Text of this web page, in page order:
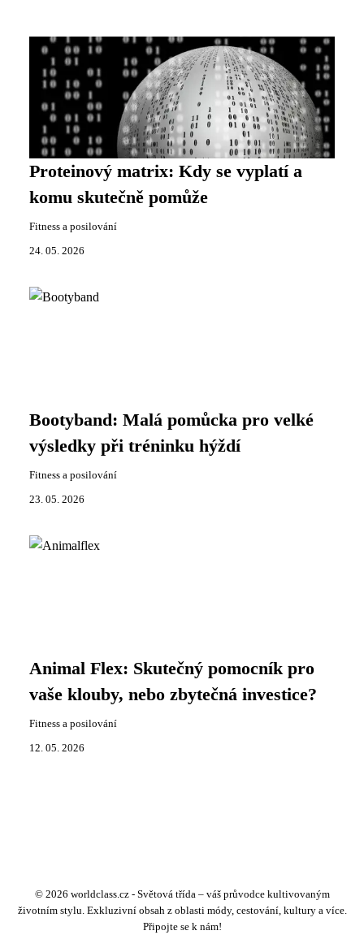
Proteinový matrix: Kdy se vyplatí a
komu skutečně pomůže
Fitness a posilování
24. 05. 2026
Bootyband: Malá pomůcka pro velké
výsledky při tréninku hýždí
Fitness a posilování
23. 05. 2026
Animal Flex: Skutečný pomocník pro
vaše klouby, nebo zbytečná investice?
Fitness a posilování
12. 05. 2026
© 2026 worldclass.cz - Světová třída – váš průvodce kultivovaným
životním stylu. Exkluzivní obsah z oblasti módy, cestování, kultury a více.
Připojte se k nám!